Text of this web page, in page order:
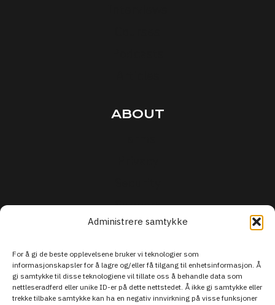
Administrere samtykke
For å gi de beste opplevelsene bruker vi teknologier som
informasjonskapsler for å lagre og/eller få tilgang til enhetsinformasjon. Å
gi samtykke til disse teknologiene vil tillate oss å behandle data som
nettleseradferd eller unike ID-er på dette nettstedet. Å ikke gi samtykke eller
trekke tilbake samtykke kan ha en negativ innvirkning på visse funksjoner
ABOUT
Support